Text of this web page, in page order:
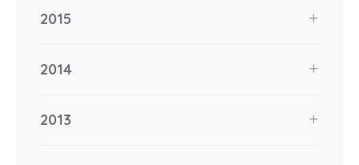
2015
2014
2013